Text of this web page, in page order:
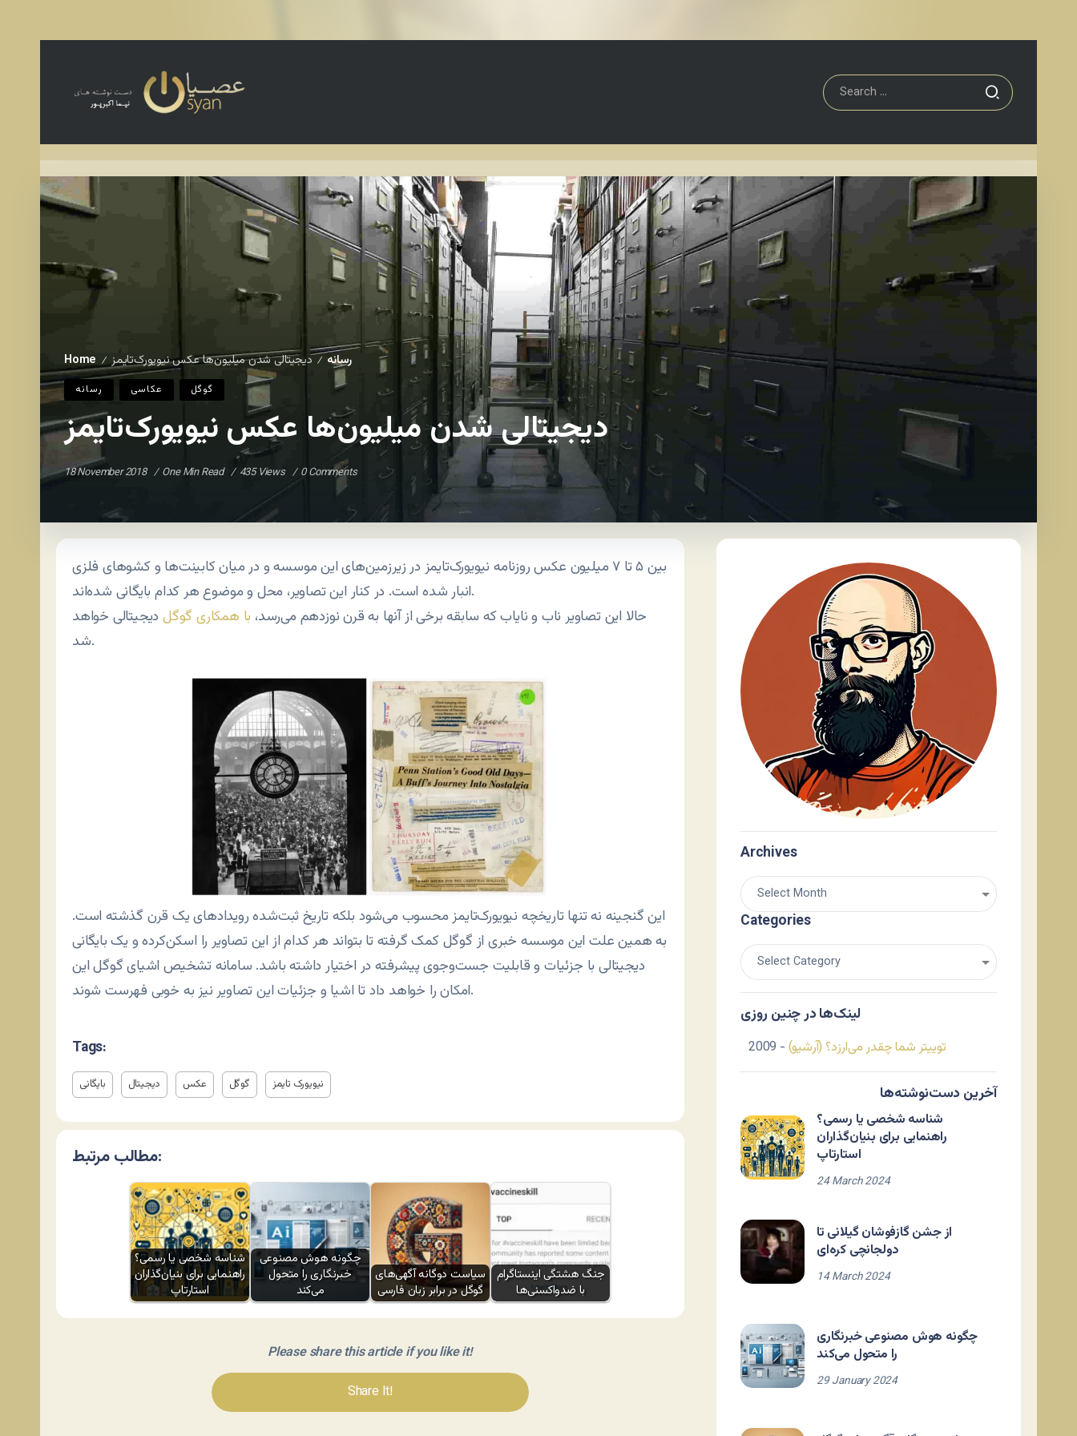
Home / رسانه / دیجیتالی شدن میلیون‌ها عکس نیویورک‌تایمز
رسانه عکاسی گوگل
دیجیتالی شدن میلیون‌ها عکس نیویورک‌تایمز
18 November 2018 One Min Read 435 Views 0 Comments
بین ۵ تا ۷ میلیون عکس روزنامه نیویورک‌تایمز در زیرزمین‌های این موسسه و در میان کابینت‌ها و کشوهای فلزی
انبار شده است. در کنار این تصاویر، محل و موضوع هر کدام بایگانی شده‌اند.
حالا این تصاویر ناب و نایاب که سابقه برخی از آنها به قرن نوزدهم می‌رسد، با همکاری گوگل دیجیتالی خواهد
شد.
این گنجینه نه تنها تاریخچه نیویورک‌تایمز محسوب می‌شود بلکه تاریخ ثبت‌شده رویدادهای یک قرن گذشته است.
به همین علت این موسسه خبری از گوگل کمک گرفته تا بتواند هر کدام از این تصاویر را اسکن‌کرده و یک بایگانی
دیجیتالی با جزئیات و قابلیت جست‌وجوی پیشرفته در اختیار داشته باشد. سامانه تشخیص اشیای گوگل این
امکان را خواهد داد تا اشیا و جزئیات این تصاویر نیز به خوبی فهرست شوند.
Tags:
بایگانی دیجیتال عکس گوگل نیویورک تایمز
مطالب مرتبط:
شناسه شخصی یا رسمی؟
راهنمایی برای بنیان‌گذاران
استارتاپ
چگونه هوش مصنوعی
خبرنگاری را متحول
می‌کند
سیاست دوگانه آگهی‌های
گوگل در برابر زبان فارسی
جنگ هشتگی اینستاگرام
با ضدواکسنی‌ها
Please share this article if you like it!
Share It!
Archives
Categories
لینک‌ها در چنین روزی
توییتر شما چقدر می‌ارزد؟ (آرشیو) - 2009
آخرین دست‌نوشته‌ها
شناسه شخصی یا رسمی؟
راهنمایی برای بنیان‌گذاران
استارتاپ
24 March 2024
از جشن گازفوشان گیلانی تا
دولجانچی کره‌ای
14 March 2024
چگونه هوش مصنوعی خبرنگاری
را متحول می‌کند
29 January 2024